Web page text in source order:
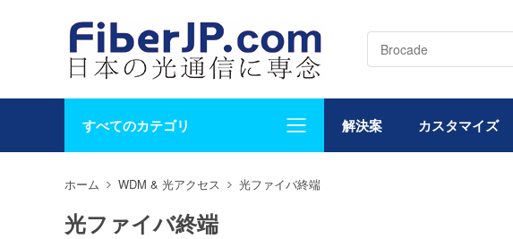
すべてのカテゴリ 解決案 カスタマイズ
ホーム WDM & 光アクセス 光ファイバ終端
光ファイバ終端